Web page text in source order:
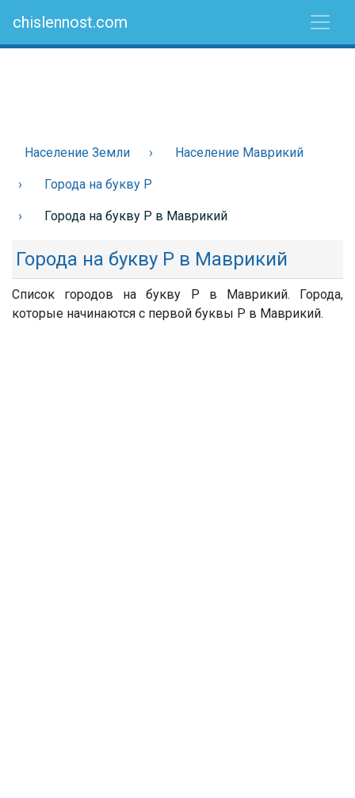
chislennost.com
Население Земли Население Маврикий
Города на букву Р
Города на букву Р в Маврикий
Города на букву Р в Маврикий
Список городов на букву Р в Маврикий. Города,
которые начинаются с первой буквы Р в Маврикий.